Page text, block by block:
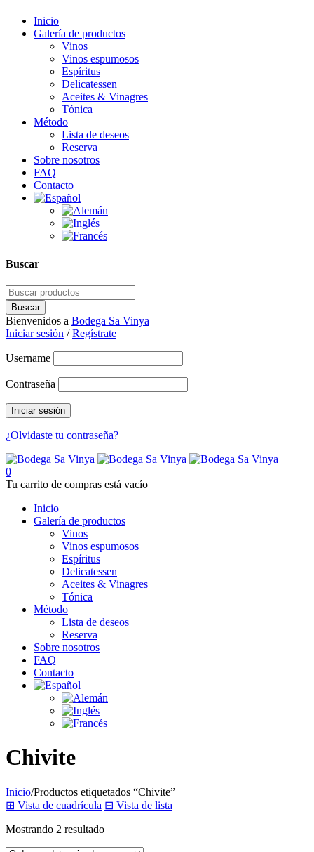
Inicio
Galería de productos
Vinos
Vinos espumosos
Espíritus
Delicatessen
Aceites & Vinagres
Tónica
Método
Lista de deseos
Reserva
Sobre nosotros
FAQ
Contacto
Buscar
Bienvenidos a Bodega Sa Vinya
Iniciar sesión /Regístrate
Username
Contraseña
¿Olvidaste tu contraseña?
0
Tu carrito de compras está vacío
Inicio
Galería de productos
Vinos
Vinos espumosos
Espíritus
Delicatessen
Aceites & Vinagres
Tónica
Método
Lista de deseos
Reserva
Sobre nosotros
FAQ
Contacto
Chivite
Inicio/Productos etiquetados “Chivite”
⊞ Vista de cuadrícula ⊟ Vista de lista
Mostrando 2 resultado